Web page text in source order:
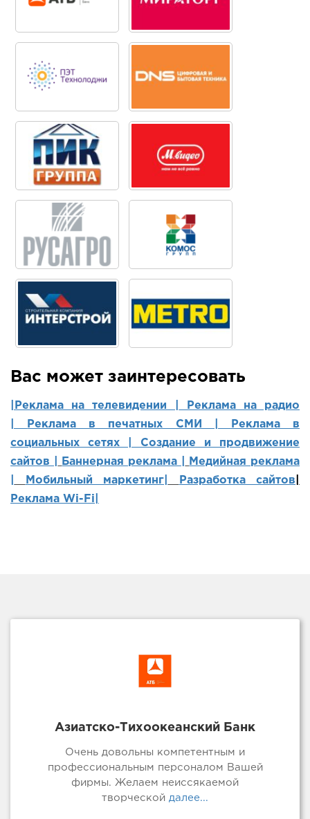
Вас может заинтересовать
|Реклама на телевидении |
Реклама на радио
Реклама в печатных СМИ |
Реклама в
социальных сетях | Создание и продвижение
сайтов
Баннерная реклама |
Медийная реклама
Мобильный маркетинг Разработка сайтов
Реклама Wi-Fi|
Азиатско-Тихоокеанский Банк
Очень довольны компетентным и
профессиональным персоналом Вашей
фирмы. Желаем неиссякаемой
творческой далее...